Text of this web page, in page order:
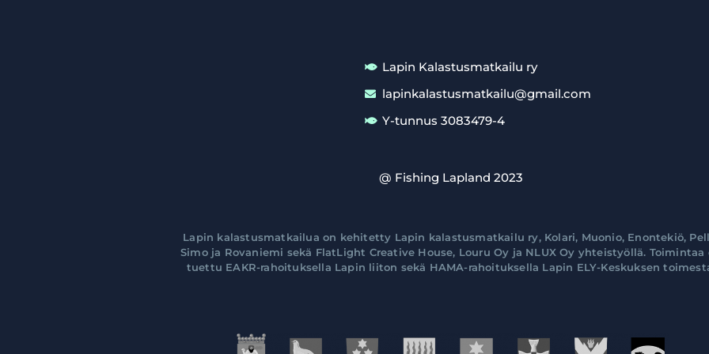
Lapin Kalastusmatkailu ry
lapinkalastusmatkailu@gmail.com
Y-tunnus 3083479-4
@ Fishing Lapland 2023
Lapin kalastusmatkailua on kehitetty Lapin kalastusmatkailu ry, Kolari, Muonio, Enontekiö,
Simo ja Rovaniemi sekä FlatLight Creative House, Louru Oy ja NLUX Oy yhteistyöllä. Toimintaa
tuettu EAKR-rahoituksella Lapin liiton sekä HAMA-rahoituksella Lapin ELY-Keskuksen